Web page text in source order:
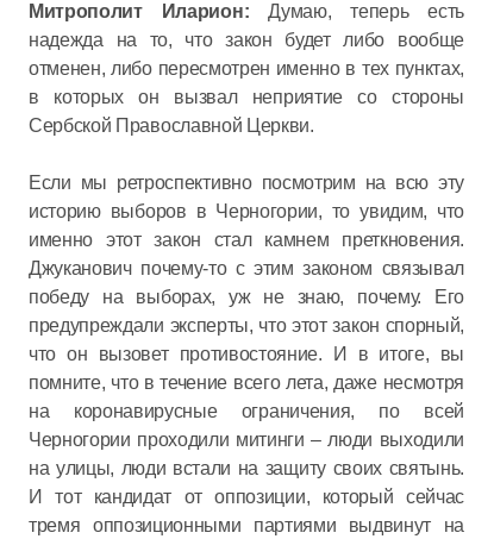
Митрополит Иларион:Думаю, теперь есть
надежда на то, что закон будет либо вообще
отменен, либо пересмотрен именно в тех пунктах,
в которых он вызвал неприятие со стороны
Сербской Православной Церкви.
Если мы ретроспективно посмотрим на всю эту
историю выборов в Черногории, то увидим, что
именно этот закон стал камнем преткновения.
Джуканович почему-то с этим законом связывал
победу на выборах, уж не знаю, почему. Его
предупреждали эксперты, что этот закон спорный,
что он вызовет противостояние. И в итоге, вы
помните, что в течение всего лета, даже несмотря
на коронавирусные ограничения, по всей
Черногории проходили митинги – люди выходили
на улицы, люди встали на защиту своих святынь.
И тот кандидат от оппозиции, который сейчас
тремя оппозиционными партиями выдвинут на